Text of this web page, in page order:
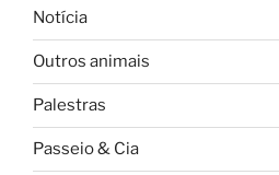
Notícia
Outros animais
Palestras
Passeio & Cia